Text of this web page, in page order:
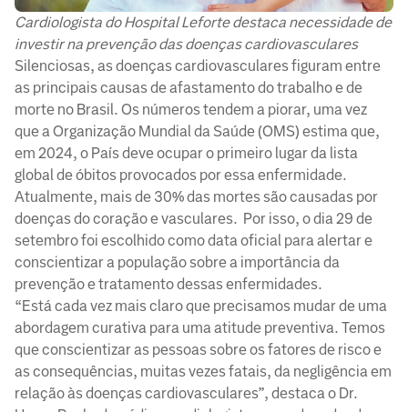
Cardiologista do Hospital Leforte destaca necessidade de
investir na prevenção das doenças cardiovasculares
Silenciosas, as doenças cardiovasculares figuram entre
as principais causas de afastamento do trabalho e de
morte no Brasil. Os números tendem a piorar, uma vez
que a Organização Mundial da Saúde (OMS) estima que,
em 2024, o País deve ocupar o primeiro lugar da lista
global de óbitos provocados por essa enfermidade.
Atualmente, mais de 30% das mortes são causadas por
doenças do coração e vasculares. Por isso, o dia 29 de
setembro foi escolhido como data oficial para alertar e
conscientizar a população sobre a importância da
prevenção e tratamento dessas enfermidades.
“Está cada vez mais claro que precisamos mudar de uma
abordagem curativa para uma atitude preventiva. Temos
que conscientizar as pessoas sobre os fatores de risco e
as consequências, muitas vezes fatais, da negligência em
relação às doenças cardiovasculares”, destaca o Dr.